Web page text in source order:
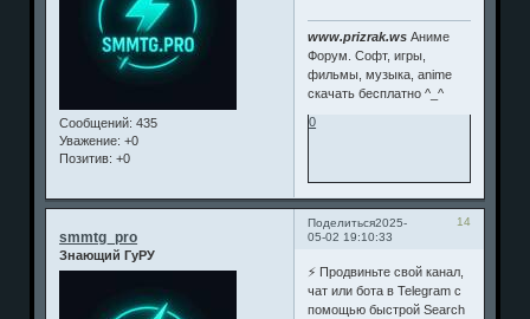
Сообщений: 435
Уважение: +0
Позитив: +0
www.prizrak.ws Аниме
Форум. Софт, игры,
фильмы, музыка, anime
скачать бесплатно ^_^
0
Поделиться 14
2025-
05-02 19:10:33
smmtg_pro
Знающий ГуРУ
⚡️ Продвиньте свой канал,
чат или бота в Telegram с
помощью быстрой Search